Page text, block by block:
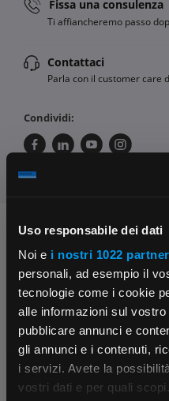
Uso responsabile dei dati
Noi e i nostri 1022 partner
personali, ad esempio il
tecnologie come i cookie
alle informazioni sul
pubblicare annunci e
gli annunci e i contenuti,
i servizi. Avete la
vostri dati e per quali
Fissa una consulenza
Ti affiancheremo passo
Contattaci
Parla con il customer care
Condividi:
Chiedi ai nostri
Contattaci
Parla con il customer care dedicato